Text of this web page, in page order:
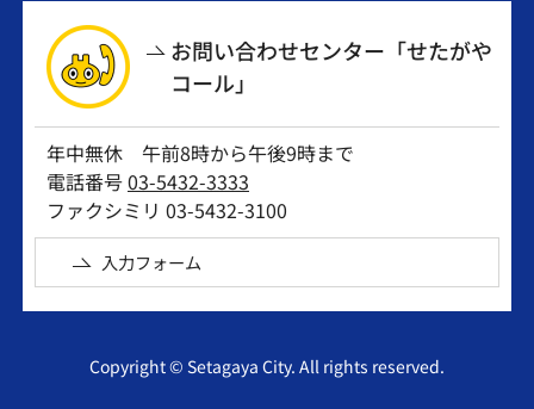
お問い合わせセンター「せたがや
コール」
年中無休 午前8時から午後9時まで
電話番号03-5432-3333
ファクシミリ 03-5432-3100
入力フォーム
Copyright © Setagaya City. All rights reserved.